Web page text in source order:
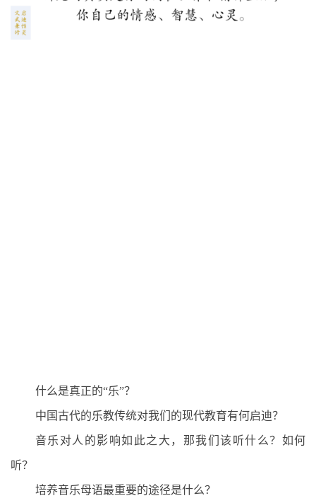
什么是真正的“乐”？
中国古代的乐教传统对我们的现代教育有何启迪？
音乐对人的影响如此之大，那我们该听什么？如何
听？
培养音乐母语最重要的途径是什么？